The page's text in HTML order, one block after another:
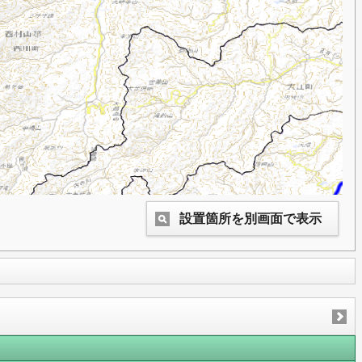
設置箇所を別画面で表示